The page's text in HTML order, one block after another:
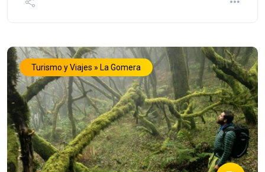
Turismo y Viajes » La Gomera